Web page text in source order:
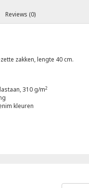
Reviews (0)
zakken, lengte 40 cm.
310 g/m2
kleuren